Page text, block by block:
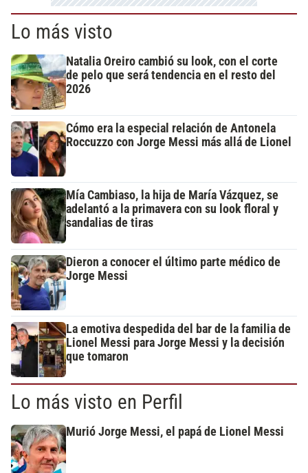
Lo más visto
Natalia Oreiro cambió su look, con el corte
de pelo que será tendencia en el resto del
2026
Cómo era la especial relación de Antonela
Roccuzzo con Jorge Messi más allá de Lionel
Mía Cambiaso, la hija de María Vázquez, se
adelantó a la primavera con su look floral y
sandalias de tiras
Dieron a conocer el último parte médico de
Jorge Messi
La emotiva despedida del bar de la familia de
Lionel Messi para Jorge Messi y la decisión
que tomaron
Lo más visto en Perfil
Murió Jorge Messi, el papá de Lionel Messi